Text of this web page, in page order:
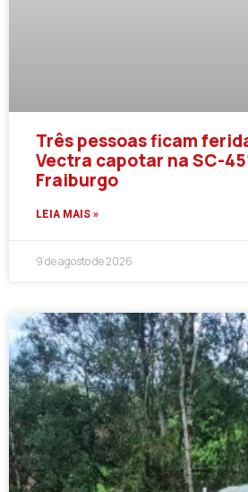
Três pessoas ficam
Vectra capotar na SC-
Fraiburgo
LEIA MAIS »
9 de agosto de 2026